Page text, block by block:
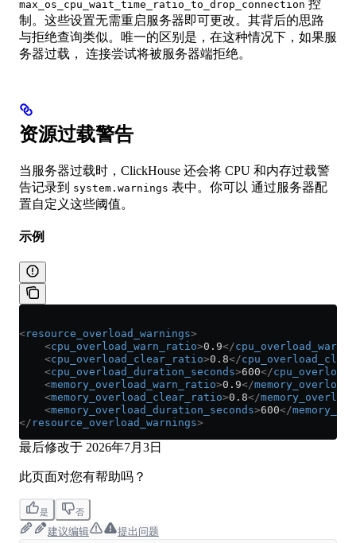
max_os_cpu_wait_time_ratio_to_drop_connection 控
制。这些设置无需重启服务器即可更改。其背后的思路
与拒绝查询类似。唯一的区别是，在这种情况下，如果服
务器过载， 连接尝试将被服务器端拒绝。
资源过载警告
当服务器过载时，ClickHouse 还会将 CPU 和内存过载警
告记录到 system.warnings 表中。你可以 通过服务器配
置自定义这些阈值。
示例
<resource_overload_warnings>
    <
cpu_overload_warn_ratio>0.9</
    <
cpu_overload_clear_ratio>0.8</
    <
cpu_overload_duration_seconds>600</
    <
memory_overload_warn_ratio>0.9</
    <
memory_overload_clear_ratio>0.8</
    <
memory_overload_duration_seconds>600</
</ resource_overload_warnings>
最后修改于 2026年7月3日
此页面对您有帮助吗？
是 否
建议编辑 提出问题